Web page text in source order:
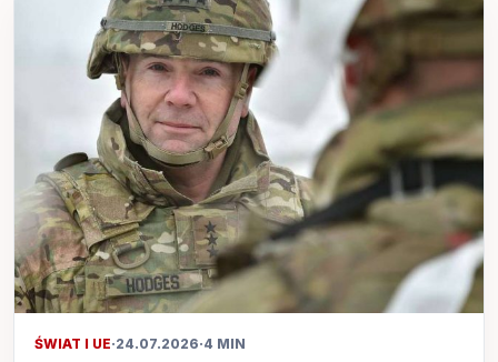
ŚWIAT I UE·24.07.2026·4 MIN